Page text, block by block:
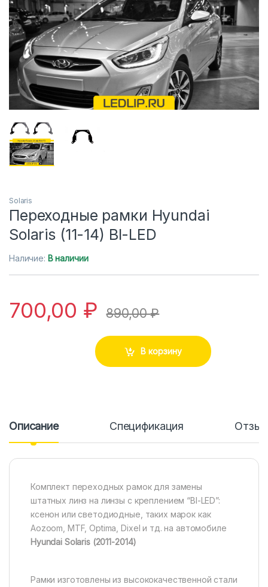
Solaris
Переходные рамки Hyundai
Solaris (11-14) BI-LED
Наличие: В наличии
700,00 ₽ 890,00₽
В корзину
Описание Спецификация
Комплект переходных рамок для замены
штатных линз на линзы с креплением “BI-LED”:
ксенон или светодиодные, таких марок как
Aozoom, MTF, Optima, Dixel и тд. на автомобиле
Hyundai Solaris (2011-2014)
Рамки изготовлены из высококачественной стали